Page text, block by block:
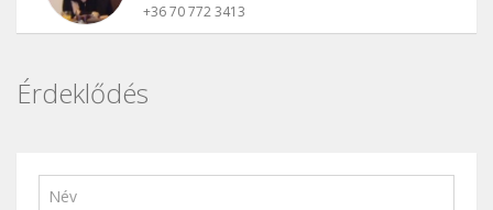
+36 70 772 3413
Érdeklődés